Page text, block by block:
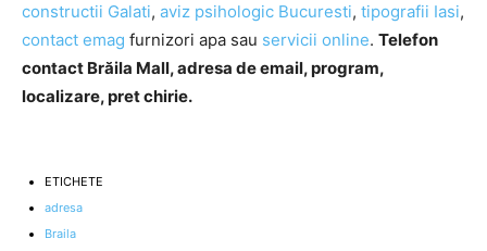
constructii Galati, aviz psihologic Bucuresti, tipografii Iasi,
contact emag furnizori apa sau servicii online. Telefon
contact Brăila Mall, adresa de email, program,
localizare, pret chirie.
ETICHETE
adresa
Braila